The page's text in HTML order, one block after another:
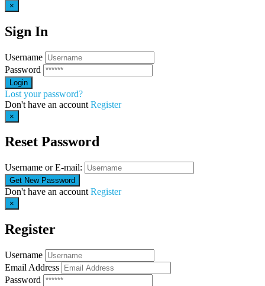
×
Sign In
Username
Password
Lost your password?
Don't have an account Register
×
Reset Password
Username or E-mail:
Don't have an account Register
×
Register
Username
Email Address
Password